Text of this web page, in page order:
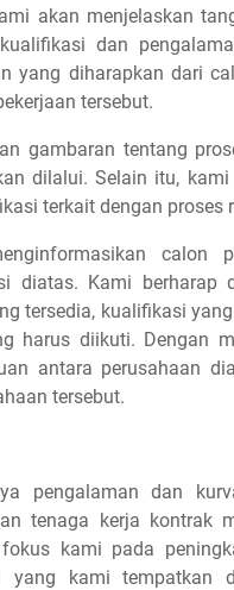
akan menjelaskan
dan
yang diharapkan dari
tersebut.
gambaran tentang
dilalui. Selain itu,
terkait dengan proses
diatas. Kami
tersedia, kualifikasi
harus diikuti. Dengan
antara perusahaan
tersebut.
pengalaman dan
tenaga kerja
kami pada
yang kami tempatkan